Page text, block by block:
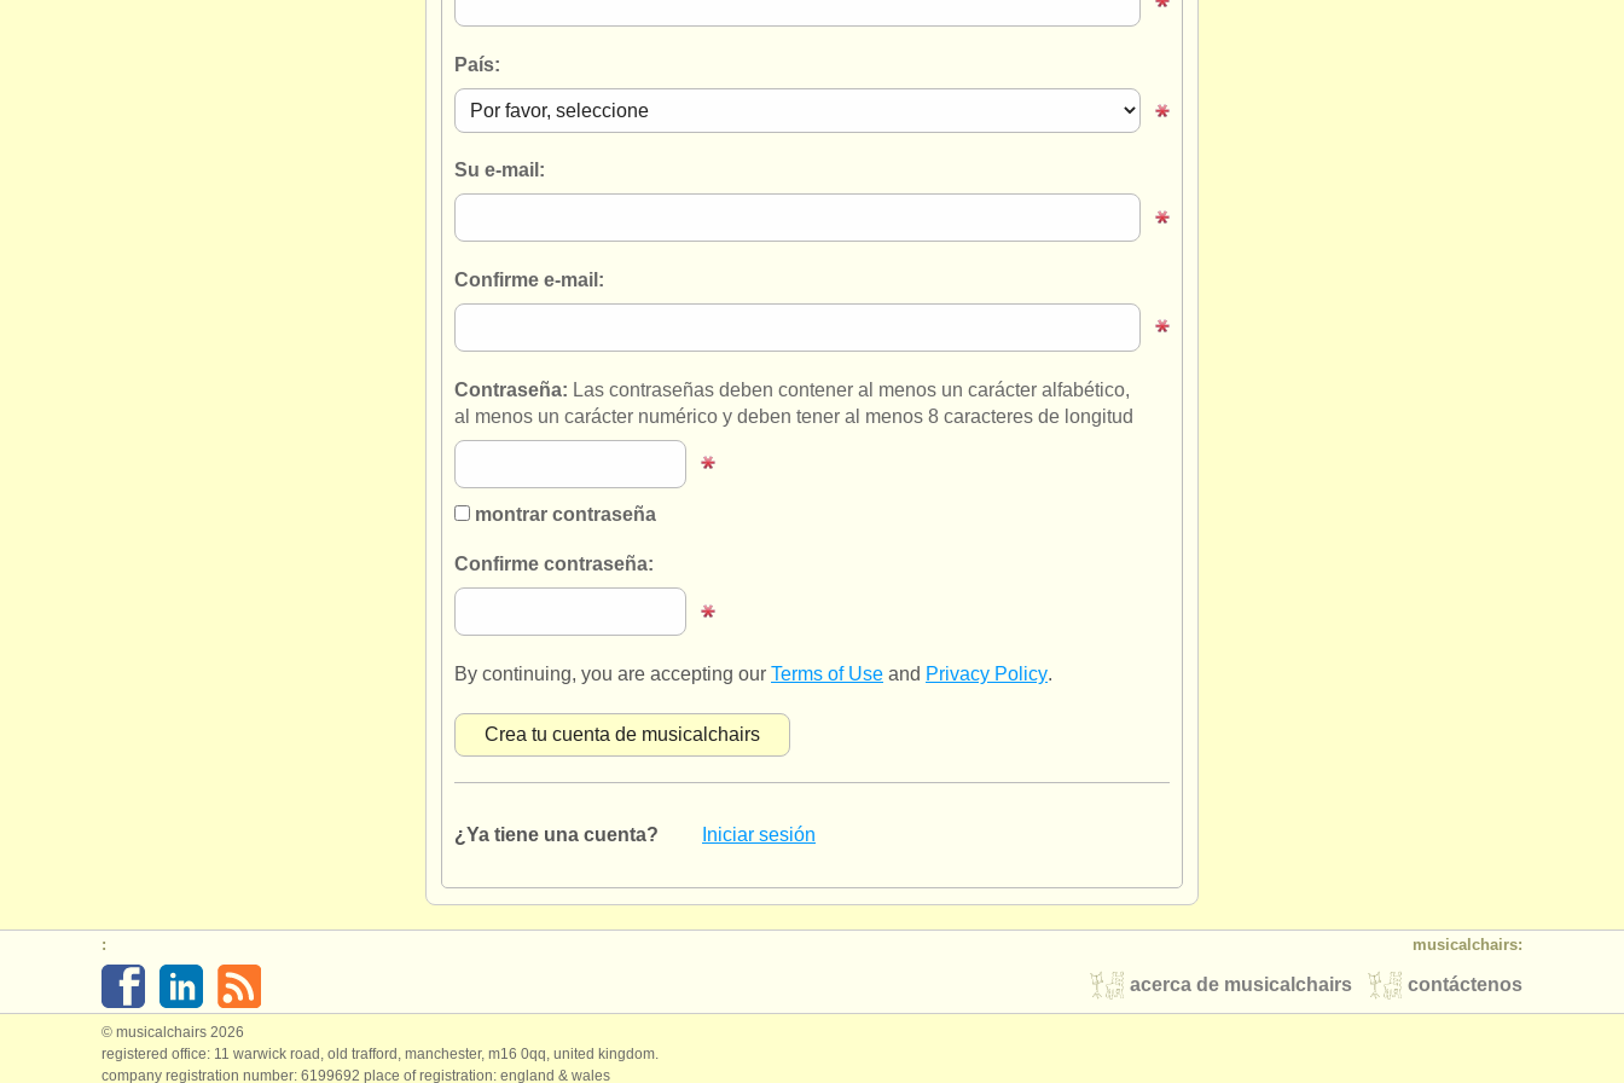
País:
Su e-mail:
Confirme e-mail:
Contraseña: Las contraseñas deben contener al menos un carácter alfabético,
al menos un carácter numérico y deben tener al menos 8 caracteres de longitud
montrar contraseña
Confirme contraseña:
By continuing, you are accepting our Terms of Use and Privacy Policy.
¿Ya tiene una cuenta? Iniciar sesión
musicalchairs:
contáctenos
acerca de musicalchairs
:
© musicalchairs 2026
registered office: 11 warwick road, old trafford, manchester, m16 0qq, united kingdom.
company registration number: ​6199692 place of registration: england & wales